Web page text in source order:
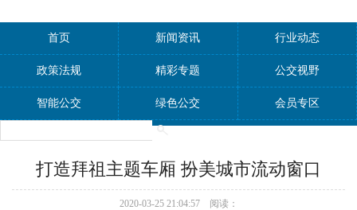
首页 新闻资讯 行业动态
政策法规 精彩专题 公交视野
智能公交 绿色公交 会员专区
打造拜祖主题车厢 扮美城市流动窗口
2020-03-25 21:04:57 阅读：